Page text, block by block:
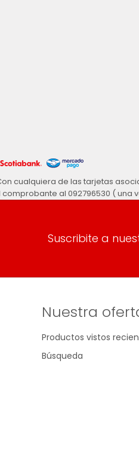
cualquiera de las tarjetas
al 092796530 ( una
Suscribite a
Nuestra
Productos vistos
Búsqueda